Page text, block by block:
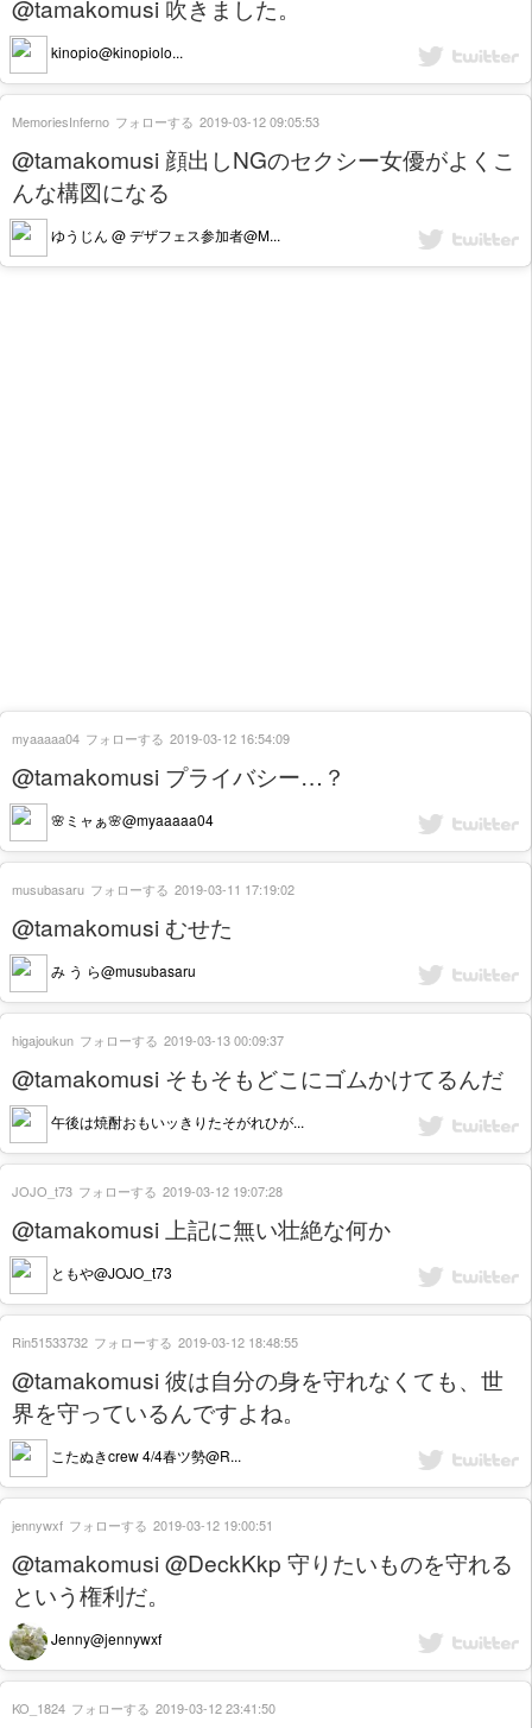
@tamakomusi 吹きました。
kinopio@kinopiolo...
@tamakomusi 顔出しNGのセクシー女優がよくこ
んな構図になる
ゆうじん @ デザフェス参加者@M...
MemoriesInferno フォローする 2019-03-12 09:05:53
@tamakomusi プライバシー…？
🌸ミャぁ🌸@myaaaaa04
myaaaaa04 フォローする 2019-03-12 16:54:09
@tamakomusi むせた
み う ら@musubasaru
musubasaru フォローする 2019-03-11 17:19:02
@tamakomusi そもそもどこにゴムかけてるんだ
午後は焼酎おもいッきりたそがれひが...
higajoukun フォローする 2019-03-13 00:09:37
@tamakomusi 上記に無い壮絶な何か
ともや@JOJO_t73
JOJO_t73 フォローする 2019-03-12 19:07:28
@tamakomusi 彼は自分の身を守れなくても、世
界を守っているんですよね。
こたぬきcrew 4/4春ツ勢@R...
Rin51533732 フォローする 2019-03-12 18:48:55
@tamakomusi @DeckKkp 守りたいものを守れる
という権利だ。
Jenny@jennywxf
jennywxf フォローする 2019-03-12 19:00:51
KO_1824 フォローする 2019-03-12 23:41:50